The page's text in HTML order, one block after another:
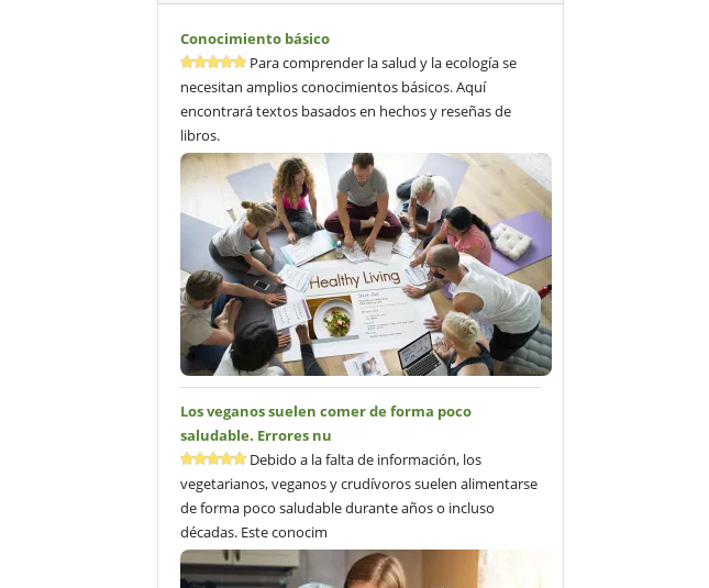
Conocimiento básico
Para comprender la salud y la ecología se
necesitan amplios conocimientos básicos. Aquí
encontrará textos basados en hechos y reseñas de
libros.
Los veganos suelen comer de forma poco
saludable. Errores nu
Debido a la falta de información, los
vegetarianos, veganos y crudívoros suelen alimentarse
de forma poco saludable durante años o incluso
décadas. Este conocim